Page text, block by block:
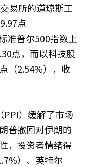
易所的道琼斯工
点
准普尔500指数上
点，而以科技股
（2.54%），收
PPI）缓解了市场
普撤回对伊朗的
，投资者情绪得
）、英特尔